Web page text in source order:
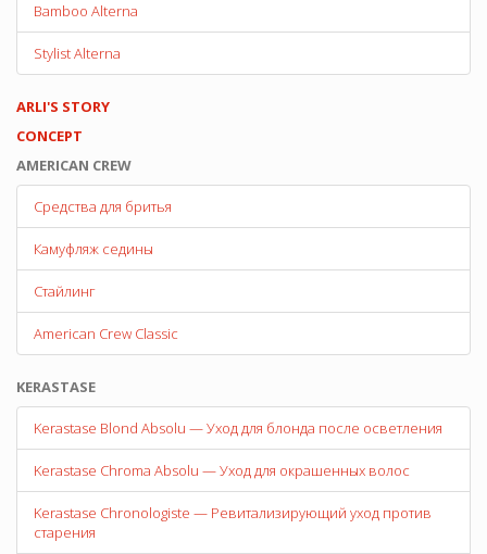
Bamboo Alterna
Stylist Alterna
ARLI'S STORY
CONCEPT
AMERICAN CREW
Средства для бритья
Камуфляж седины
Стайлинг
American Crew Classic
KERASTASE
Kerastase Blond Absolu — Уход для блонда после осветления
Kerastase Chroma Absolu — Уход для окрашенных волос
Kerastase Chronologiste — Ревитализирующий уход против
старения